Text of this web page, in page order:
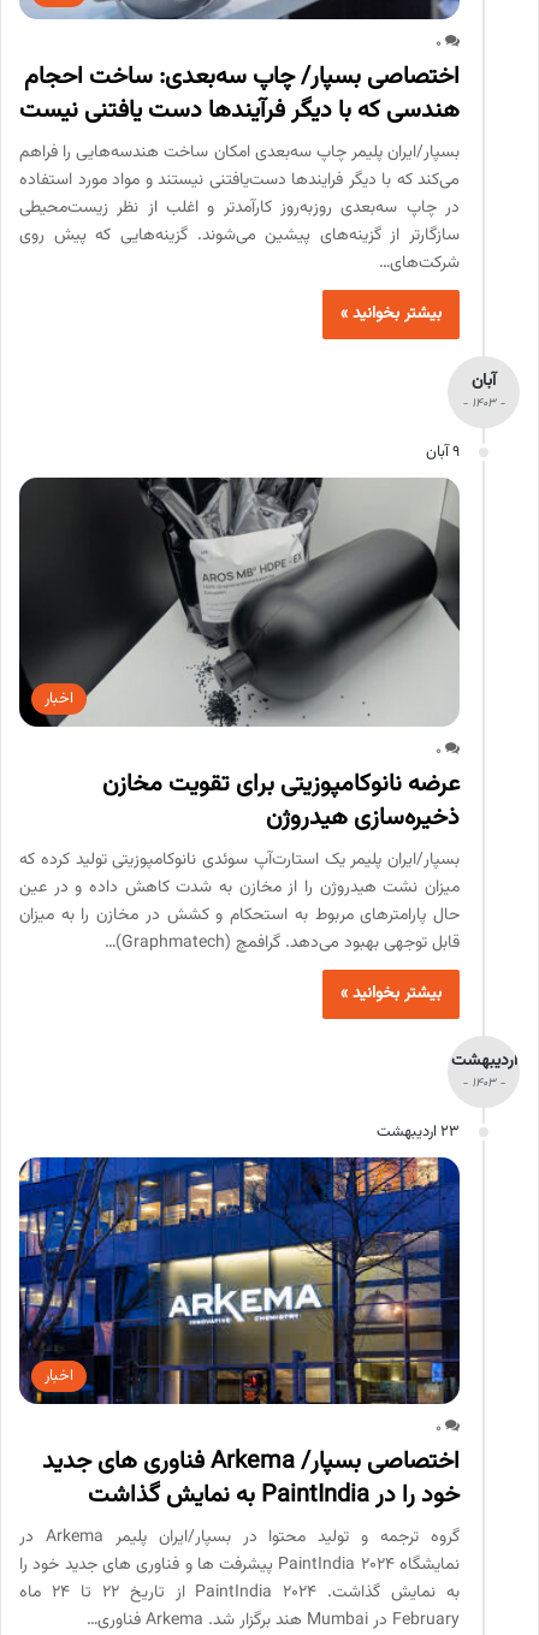
0
اختصاصی بسپار/ چاپ سه‌بعدی: ساخت احجام
هندسی که با دیگر فرآیندها دست یافتنی نیست
بسپار/ایران پلیمر چاپ سه‌بعدی امکان ساخت هندسه‌هایی را فراهم
می‌کند که با دیگر فرایندها دست‌یافتنی نیستند و مواد مورد استفاده
در چاپ سه‌بعدی روزبه‌روز کارآمدتر و اغلب از نظر زیست‌محیطی
سازگارتر از گزینه‌های پیشین می‌شوند. گزینه‌هایی که پیش روی
شرکت‌های…
بیشتر بخوانید »
آبان
- 1403 -
9 آبان
اخبار
0
عرضه نانوکامپوزیتی برای تقویت مخازن
ذخیره‌سازی هیدروژن
بسپار/ایران پلیمر یک استارت‌آپ سوئدی نانوکامپوزیتی تولید کرده که
میزان نشت هیدروژن را از مخازن به شدت کاهش داده و در عین
حال پارامترهای مربوط به استحکام و کشش در مخازن را به میزان
قابل توجهی بهبود می‌دهد. گرافمچ (Graphmatech)…
بیشتر بخوانید »
اردیبهشت
- 1403 -
23 اردیبهشت
اخبار
0
اختصاصی بسپار/ Arkema فناوری های جدید
خود را در PaintIndia به نمایش گذاشت
گروه ترجمه و تولید محتوا در بسپار/ایران پلیمر Arkema در
نمایشگاه PaintIndia 2024 پیشرفت ها و فناوری های جدید خود را
به نمایش گذاشت. PaintIndia 2024 از تاریخ 22 تا 24 ماه
February در Mumbai هند برگزار شد. Arkema فناوری…